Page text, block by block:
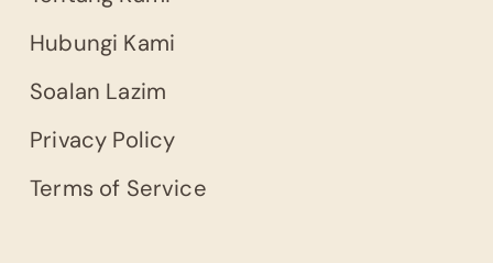
Hubungi Kami
Soalan Lazim
Privacy Policy
Terms of Service